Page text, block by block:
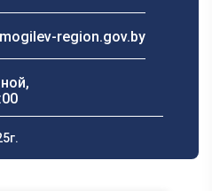
region.gov.by